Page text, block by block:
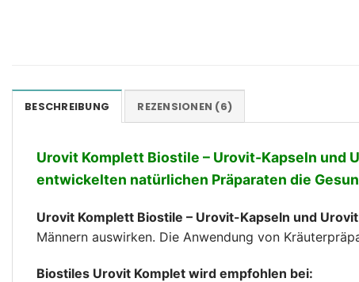
BESCHREIBUNG REZENSIONEN (6)
Urovit Komplett Biostile – Urovit-Kapseln und
entwickelten natürlichen Präparaten die
Urovit Komplett Biostile – Urovit-Kapseln und
Männern auswirken. Die Anwendung von
Biostiles Urovit Komplet wird empfohlen bei: